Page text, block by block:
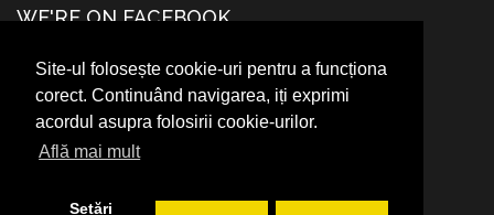
Site-ul folosește cookie-uri pentru a funcționa
corect. Continuând navigarea, iți exprimi
acordul asupra folosirii cookie-urilor.
Află mai mult
Setări
WE'RE ON FACEBOOK